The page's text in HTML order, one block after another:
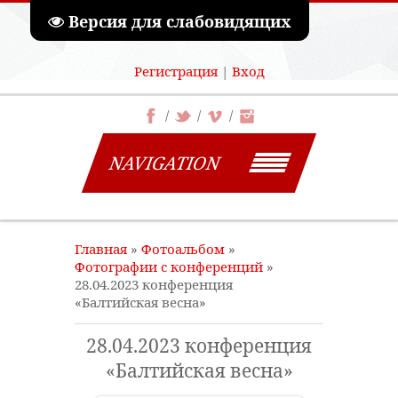
Версия для слабовидящих
Регистрация| Вход
NAVIGATION
Главная» Фотоальбом »
Фотографии с конференций »
28.04.2023 конференция
«Балтийская весна»
28.04.2023 конференция
«Балтийская весна»